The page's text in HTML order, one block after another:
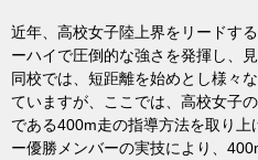
近年、高校女子陸上界をリードす
ーハイで圧倒的な強さを発揮し、
同校では、短距離を始めとし様々
ていますが、ここでは、高校女子
である400m走の指導方法を取り
ー優勝メンバーの実技により、